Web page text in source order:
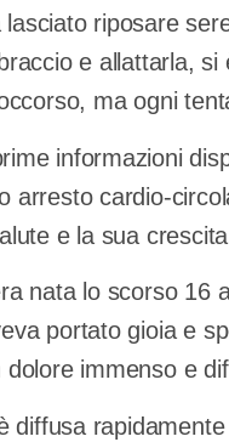
lasciato riposare
e allattarla,
ma ogni
informazioni
arresto cardio-
e la sua
nata lo scorso 16
portato gioia e
immenso e
diffusa